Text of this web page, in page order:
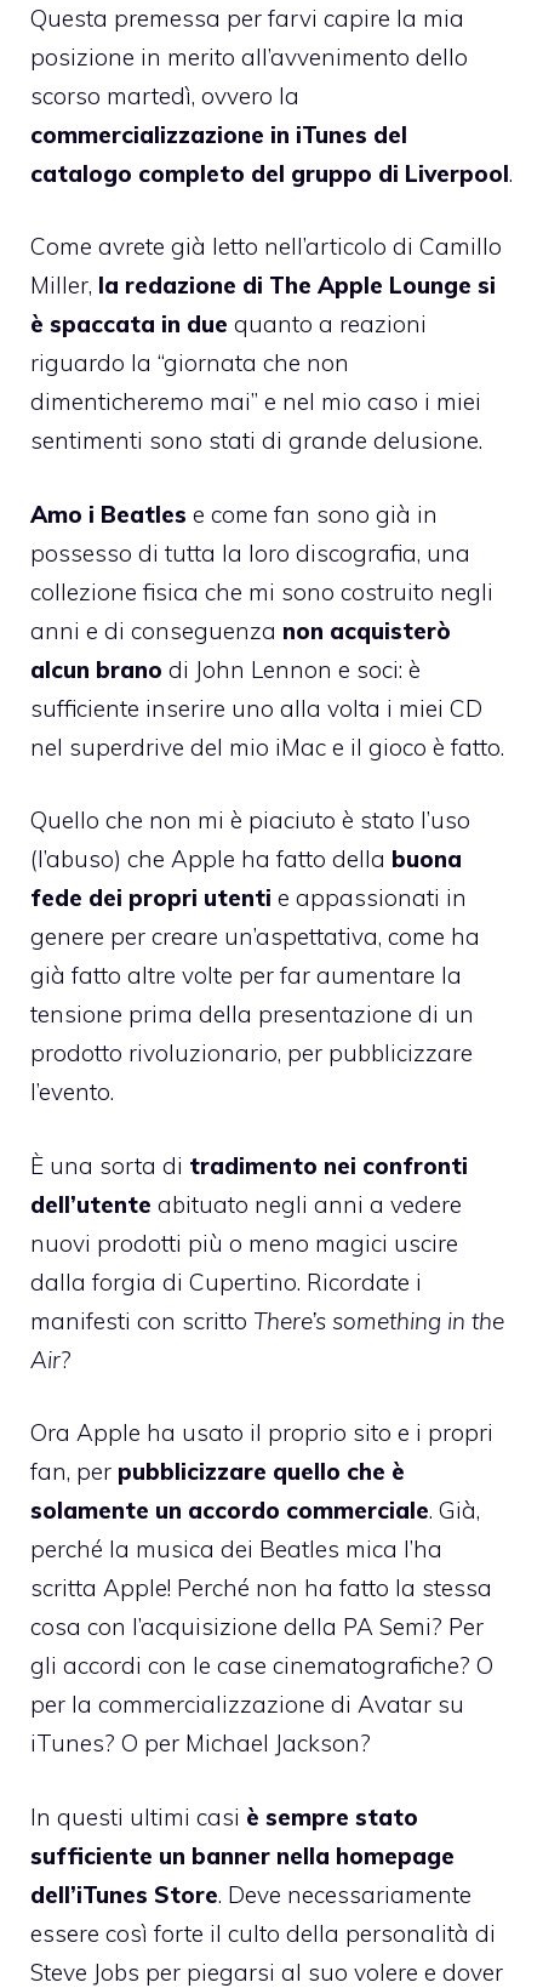
Questa premessa per farvi capire la mia
posizione in merito all’avvenimento dello
scorso martedì, ovvero la
commercializzazione in iTunes del
catalogo completo del gruppo di Liverpool.
Come avrete già letto nell’articolo di Camillo
Miller, la redazione di The Apple Lounge si
è spaccata in due quanto a reazioni
riguardo la “giornata che non
dimenticheremo mai” e nel mio caso i miei
sentimenti sono stati di grande delusione.
Amo i Beatles e come fan sono già in
possesso di tutta la loro discografia, una
collezione fisica che mi sono costruito negli
anni e di conseguenza non acquisterò
alcun brano di John Lennon e soci: è
sufficiente inserire uno alla volta i miei CD
nel superdrive del mio iMac e il gioco è fatto.
Quello che non mi è piaciuto è stato l’uso
(l’abuso) che Apple ha fatto della buona
fede dei propri utenti e appassionati in
genere per creare un’aspettativa, come ha
già fatto altre volte per far aumentare la
tensione prima della presentazione di un
prodotto rivoluzionario, per pubblicizzare
l’evento.
È una sorta di tradimento nei confronti
dell’utente abituato negli anni a vedere
nuovi prodotti più o meno magici uscire
dalla forgia di Cupertino. Ricordate i
manifesti con scritto There’s something in the
Air?
Ora Apple ha usato il proprio sito e i propri
fan, per pubblicizzare quello che è
solamente un accordo commerciale. Già,
perché la musica dei Beatles mica l’ha
scritta Apple! Perché non ha fatto la stessa
cosa con l’acquisizione della PA Semi? Per
gli accordi con le case cinematografiche? O
per la commercializzazione di Avatar su
iTunes? O per Michael Jackson?
In questi ultimi casi è sempre stato
sufficiente un banner nella homepage
dell’iTunes Store. Deve necessariamente
essere così forte il culto della personalità di
Steve Jobs per piegarsi al suo volere e dover